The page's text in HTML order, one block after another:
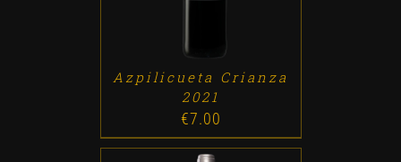
Azpilicueta Crianza
2021
€7.00